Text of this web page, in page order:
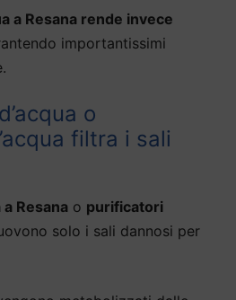
a Resana rende invece
importantissimi
o
filtra i sali
Resana o purificatori
solo i sali dannosi per